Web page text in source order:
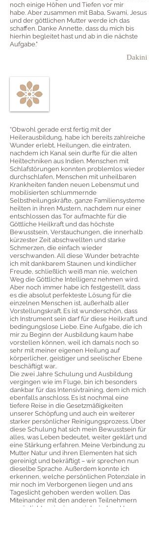
noch einige Höhen und Tiefen vor mir
habe. Aber zusammen mit Baba, Swami, Jesus
und der göttlichen Mutter werde ich das
schaffen. Danke Annette, dass du mich bis
hierhin begleitet hast und ab in die nächste
Aufgabe."
Dakini
“Obwohl gerade erst fertig mit der
Heilerausbildung, habe ich bereits zahlreiche
Wunder erlebt, Heilungen, die eintraten,
nachdem ich Kanal sein durfte für die alten
Heiltechniken aus Indien. Menschen mit
Schlafstörungen konnten problemlos wieder
durchschlafen, Menschen mit unheilbaren
Krankheiten fanden neuen Lebensmut und
mobilisierten schlummernde
Selbstheilungskräfte, ganze Familiensysteme
heilten in ihren Mustern, nachdem nur einer
entschlossen das Tor aufmachte für die
Göttliche Heilkraft und das höchste
Bewusstsein, Verstauchungen, die innerhalb
kürzester Zeit abschwellten und starke
Schmerzen, die einfach wieder
verschwanden. All diese Wunder betrachte
ich mit dankbarem Staunen und kindlicher
Freude, schließlich weiß man nie, welchen
Weg die Göttliche Intelligenz nehmen wird.
Aber noch immer habe ich festgestellt, dass
es die absolut perfekteste Lösung für die
einzelnen Menschen ist, außerhalb aller
Vorstellungskraft. Es ist wunderschön, dass
ich Instrument sein darf für diese Heilkraft und
bedingungslose Liebe. Eine Aufgabe, die ich
mir zu Beginn der Ausbildung kaum habe
vorstellen können, weil ich damals noch so
sehr mit meiner eigenen Heilung auf
körperlicher, geistiger und seelischer Ebene
beschäftigt war..
Die zwei Jahre Schulung und Ausbildung
vergingen wie im Fluge, bin ich besonders
dankbar für das Intensivtraining, dem ich mich
ebenfalls anschloss. Es ist nochmal eine
tiefere Reise in die Gesetzmäßigkeiten
unserer Schöpfung und auch ein weiterer
starker persönlicher Reinigungsprozess. Über
diese Schulung hat sich mein Bewusstsein für
alles, was Leben bedeutet, weiter geklärt und
eine Stärkung erfahren. Meine Verbindung zu
Mutter Natur und ihren Elementen hat sich
gereinigt und bekräftigt – wir sprechen nun
dieselbe Sprache. Außerdem konnte ich
erkennen, welche persönlichen Potenziale in
mir noch im Verborgenen liegen und ans
Tageslicht gehoben werden wollen. Das
Miteinander mit den anderen Teilnehmern
ermöglichte mir einen spielerischen Umgang